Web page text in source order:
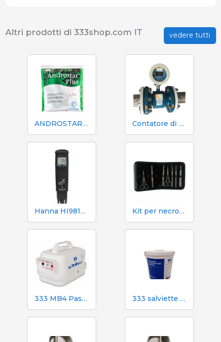
vedere tutti
Altri prodotti di 333shop.com IT
ANDROSTAR PLUS 47 g / 100 L - Prolungatore di sperma a lunga durata Contatore di volume e azoto Mecaniques Segalés DN150
Hanna HI98130 pH, EC, TDS e tester di temperatura Kit per necroscopia e dissezione 333 - 7 strumenti
333 MB4 Pastore elettrico a batteria per cani e cavalli 333 salviette umidificate per scrofe durante l'inseminazione